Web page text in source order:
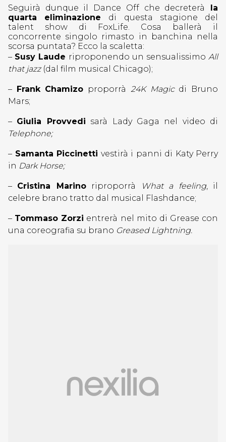
Seguirà dunque il Dance Off che decreterà
la
quarta eliminazione di questa stagione del
talent show di FoxLife. Cosa ballerà il
concorrente singolo rimasto in banchina nella
scorsa puntata? Ecco la scaletta:
– Susy Laude riproponendo un sensualissimo All
that jazz(dal film musical Chicago);
– Frank Chamizo proporrà 24K Magicdi Bruno
Mars;
– Giulia Provvedi sarà Lady Gaga nel video di
Telephone;
– Samanta Piccinetti vestirà i panni di Katy Perry
in Dark Horse;
– Cristina Marinoriproporrà What a feeling, il
celebre brano tratto dal musical Flashdance;
– Tommaso Zorzi entrerà nel mito di Grease con
una coreografia su brano Greased Lightning.